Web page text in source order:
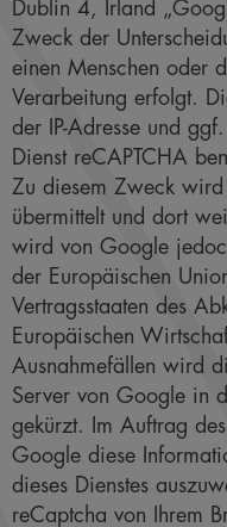
Dublin 4, Irland
Zweck der
einen Menschen oder
Verarbeitung erfolgt.
der IP-Adresse und
Dienst reCAPTCHA
Zu diesem Zweck
übermittelt und dort
wird von Google
der Europäischen
Vertragsstaaten des
Europäischen
Ausnahmefällen wird
Server von Google in
gekürzt. Im Auftrag
Google diese
dieses Dienstes
reCaptcha von Ihrem